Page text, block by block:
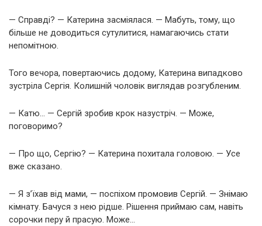
— Справді? — Катерина засміялася. — Мабуть, тому, що
більше не доводиться сутулитися, намагаючись стати
непомітною.
Того вечора, повертаючись додому, Катерина випадково
зустріла Сергія. Колишній чоловік виглядав розгубленим.
— Катю… — Сергій зробив крок назустріч. — Може,
поговоримо?
— Про що, Сергію? — Катерина похитала головою. — Усе
вже сказано.
— Я з’їхав від мами, — поспіхом промовив Сергій. — Знімаю
кімнату. Бачуся з нею рідше. Рішення приймаю сам, навіть
сорочки перу й прасую. Може…